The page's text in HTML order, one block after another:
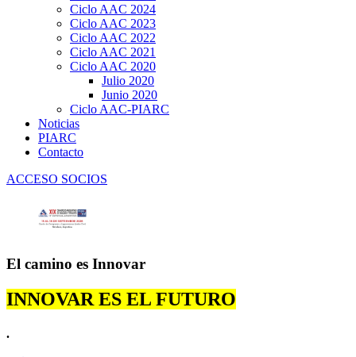
Ciclo AAC 2024
Ciclo AAC 2023
Ciclo AAC 2022
Ciclo AAC 2021
Ciclo AAC 2020
Julio 2020
Junio 2020
Ciclo AAC-PIARC
Noticias
PIARC
Contacto
ACCESO SOCIOS
El camino es Innovar
INNOVAR ES EL FUTURO
.